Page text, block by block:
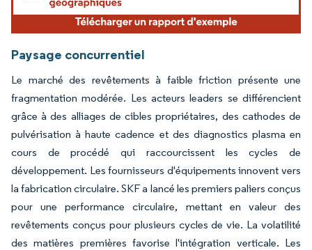
Paysage concurrentiel
Le marché des revêtements à faible friction présente une
fragmentation modérée. Les acteurs leaders se différencient
grâce à des alliages de cibles propriétaires, des cathodes de
pulvérisation à haute cadence et des diagnostics plasma en
cours de procédé qui raccourcissent les cycles de
développement. Les fournisseurs d'équipements innovent vers
la fabrication circulaire. SKF a lancé les premiers paliers conçus
pour une performance circulaire, mettant en valeur des
revêtements conçus pour plusieurs cycles de vie. La volatilité
des matières premières favorise l'intégration verticale. Les